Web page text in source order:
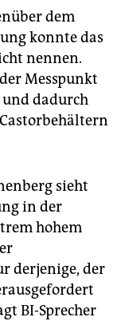
dem
konnte das
nennen.
Messpunkt
dadurch
sieht
in der
hohem
derjenige, der
BI-Sprecher